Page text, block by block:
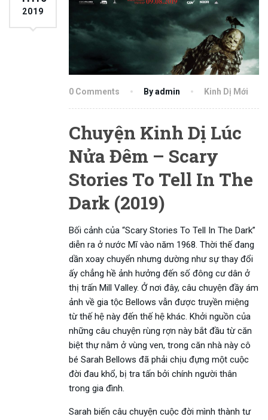
2019
0 Comments By admin Kinh Dị Mới
Chuyện Kinh Dị Lúc
Nửa Đêm – Scary
Stories To Tell In The
Dark (2019)
Bối cảnh của “Scary Stories To Tell In The Dark”
diễn ra ở nước Mĩ vào năm 1968. Thời thế đang
dần xoay chuyển nhưng dường như sự thay đổi
ấy chẳng hề ảnh hưởng đến số đông cư dân ở
thị trấn Mill Valley. Ở nơi đây, câu chuyện đầy ám
ảnh về gia tộc Bellows vẫn được truyền miệng
từ thế hệ này đến thế hệ khác. Khởi nguồn của
những câu chuyện rùng rợn này bắt đầu từ căn
biệt thự nằm ở vùng ven, trong căn nhà này cô
bé Sarah Bellows đã phải chịu đựng một cuộc
đời đau khổ, bị tra tấn bởi chính người thân
trong gia đình.
Sarah biến câu chuyện cuộc đời mình thành tư